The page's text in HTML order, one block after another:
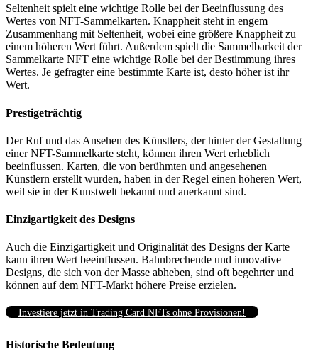
Seltenheit spielt eine wichtige Rolle bei der Beeinflussung des
Wertes von NFT-Sammelkarten. Knappheit steht in engem
Zusammenhang mit Seltenheit, wobei eine größere Knappheit zu
einem höheren Wert führt. Außerdem spielt die Sammelbarkeit der
Sammelkarte NFT eine wichtige Rolle bei der Bestimmung ihres
Wertes. Je gefragter eine bestimmte Karte ist, desto höher ist ihr
Wert.
Prestigeträchtig
Der Ruf und das Ansehen des Künstlers, der hinter der Gestaltung
einer NFT-Sammelkarte steht, können ihren Wert erheblich
beeinflussen. Karten, die von berühmten und angesehenen
Künstlern erstellt wurden, haben in der Regel einen höheren Wert,
weil sie in der Kunstwelt bekannt und anerkannt sind.
Einzigartigkeit des Designs
Auch die Einzigartigkeit und Originalität des Designs der Karte
kann ihren Wert beeinflussen. Bahnbrechende und innovative
Designs, die sich von der Masse abheben, sind oft begehrter und
können auf dem NFT-Markt höhere Preise erzielen.
Investiere jetzt in Trading Card NFTs ohne Provisionen!
Historische Bedeutung